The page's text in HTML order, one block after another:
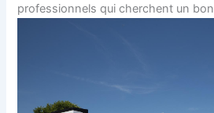
professionnels qui cherchent un